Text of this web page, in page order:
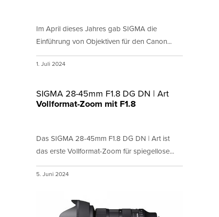
Im April dieses Jahres gab SIGMA die
Einführung von Objektiven für den Canon...
1. Juli 2024
SIGMA 28-45mm F1.8 DG DN | Art
Vollformat-Zoom mit F1.8
Das SIGMA 28-45mm F1.8 DG DN | Art ist
das erste Vollformat-Zoom für spiegellose...
5. Juni 2024